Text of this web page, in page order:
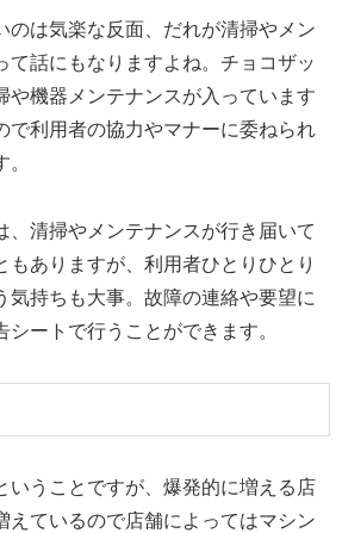
のは気楽な反面、だれが清掃やメン
て話にもなりますよね。チョコザッ
や機器メンテナンスが入っています
で利用者の協力やマナーに委ねられ
、清掃やメンテナンスが行き届いて
もありますが、利用者ひとりひとり
気持ちも大事。故障の連絡や要望に
ートで行うことができます。
いうことですが、爆発的に増える店
えているので店舗によってはマシン